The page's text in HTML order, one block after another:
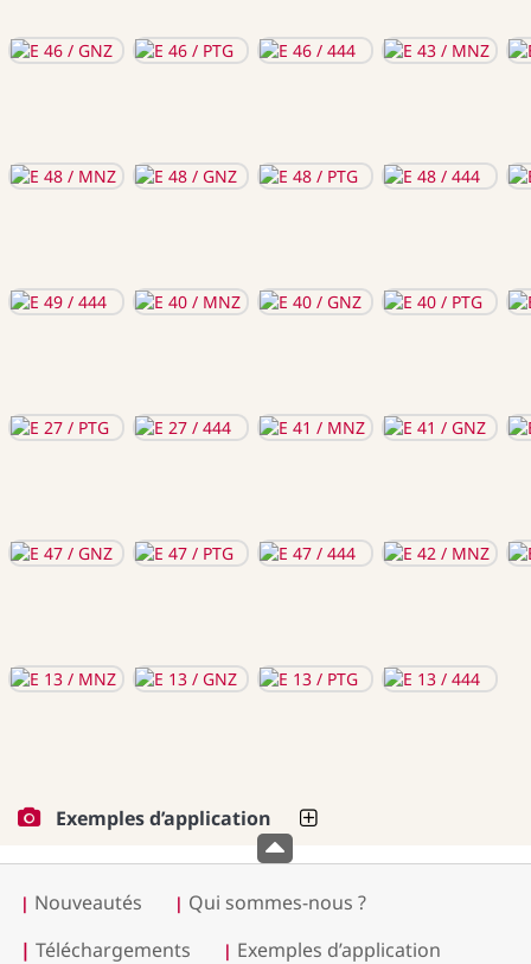
Exemples d’application
| Nouveautés | Qui sommes-nous ?
| Téléchargements | Exemples d’application